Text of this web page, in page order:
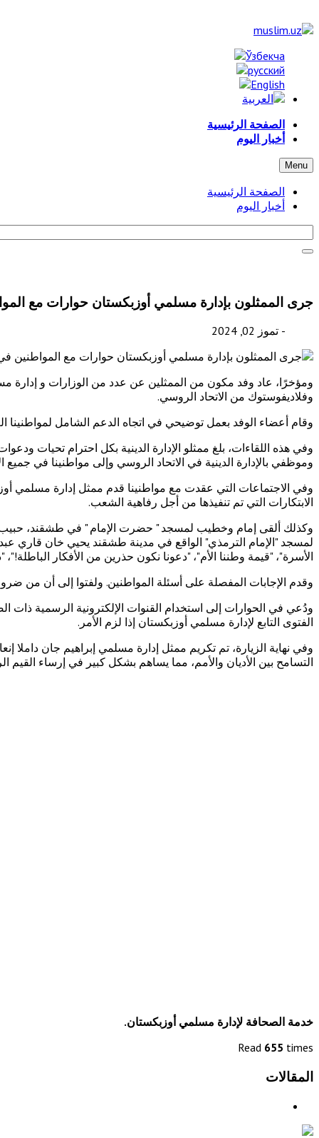
الصفحة الرئيسية
أخبار اليوم
Menu
الصفحة الرئيسية
أخبار اليوم
جرى الممثلون بإدارة مسلمي أوزبكستان حوارات مع
- تموز 02, 2024
ومؤخرًا، عاد وفد مكون من الممثلين عن عدد من الوزارات و
وفلاديفوستوك من الاتحاد الروسي.
وقام أعضاء الوفد بعمل توضيحي في اتجاه الدعم الشامل لمواطنينا
وفي هذه اللقاءات، بلغ ممثلو الإدارة الدينية بكل احترام تحيات
وموظفي بالإدارة الدينية في الاتحاد الروسي وإلى مواطنينا في جميع
وفي الاجتماعات التي عقدت مع مواطنينا قدم ممثل إدارة مسلمي
الابتكارات التي تم تنفيذها من أجل رفاهية الشعب.
وكذلك ألقى إمام وخطيب لمسجد " حضرت الإمام " في طشقند، حبيب
لمسجد "الإمام الترمذي" الواقع في مدينة طشقند يحيي خان قاري
الأسرة"، "قيمة وطننا الأم"، "دعونا نكون حذرين من الأفكار الباطلة!"،
وقدم الإجابات المفصلة على أسئلة المواطنين. ولفتوا إلى أن من
ودُعي في الحوارات إلى استخدام القنوات الإلكترونية الرسمية ذات
الفتوى التابع لإدارة مسلمي أوزبكستان إذا لزم الأمر.
وفي نهاية الزيارة، تم تكريم ممثل إدارة مسلمي إبراهيم جان داملا
التسامح بين الأديان والأمم، مما يساهم بشكل كبير في إرساء القيم
خدمة الصحافة لإدارة مسلمي أوزبكستان.
Read 655 times
المقالات